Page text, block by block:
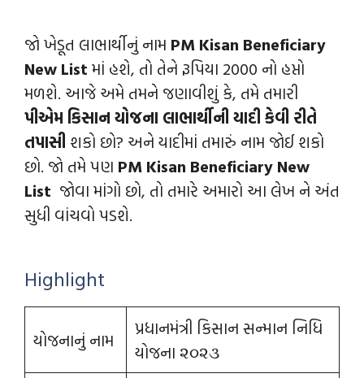
જો ખેડૂત લાભાર્થીનું નામ PM Kisan Beneficiary
New List માં હશે, તો તેને રૂપિયા 2000 નો હપ્તો
મળશે. આજે અમે તમને જણાવીશું કે, તમે તમારી
પીએમ કિસાન યોજના લાભાર્થીની યાદી કેવી રીતે
તપાસી શકો છો? અને યાદીમાં તમારું નામ જોઈ શકો
છો. જો તમે પણ PM Kisan Beneficiary New
List જોવા માંગો છો, તો તમારે અમારો આ લેખ ને અંત
સુધી વાંચવો પડશે.
Highlight
યોજનાનું નામ
પ્રધાનમંત્રી કિસાન સન્માન નિધિ
યોજના ૨૦૨૩